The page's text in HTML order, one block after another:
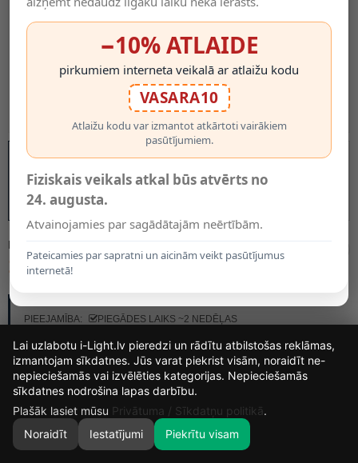
0
MODELIS:
145.00€
PIEEJAMĪBA:
PIEGĀDES LAIKS ~2 NEDĒĻAS
−10% ATLAIDE
pirkumiem interneta veikalā ar atlaižu kodu
VASARA10
Atlaižu kodu var izmantot atkārtoti vairākiem
pasūtījumiem.
Fiziskais veikals atkal būs atvērts no
24. augusta.
Atvainojamies par sagādātajām neērtībām.
Pateicamies par sapratni un aicinām veikt pasūtījumus
internetā!
14
DIENAS
19
STUNDAS
2
MIN.
52
Lai uzlabotu i-Light.lv pieredzi un rādītu atbilstošas reklāmas,
izmantojam sīkdatnes. Jūs varat piekrist visām, noraidīt ne-
nepieciešamās vai izvēlēties kategorijas. Nepieciešamās
sīkdatnes nodrošina lapas darbību.
Plašāk lasiet mūsu Privātuma / Sīkdatņu politikā.
Noraidīt
Iestatījumi Piekrītu visam